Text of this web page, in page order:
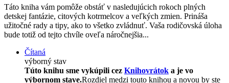
Táto kniha vám pomôže obstáť v nasledujúcich rokoch plných
detskej fantázie, citových kotrmelcov a veľkých zmien. Prináša
užitočné rady a tipy, ako to všetko zvládnuť. Vaša rodičovská úloha
bude totiž od tejto chvíle oveľa náročnejšia...
Čítaná
výborný stav
Túto knihu sme vykúpili cez Knihovrátok a je vo
výbornom stave.Rozdiel medzi touto knihou a novou by ste